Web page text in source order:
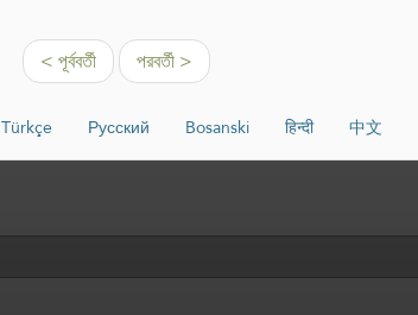
< পূর্ববর্তী পরবর্তী >
Türkçe Русский Bosanski हिन्दी 中文